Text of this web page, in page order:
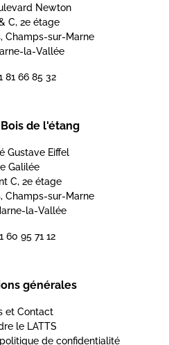
Newton
C, 2e étage
Champs-sur-Marne
la-Vallée
81 66 85 32
de l'étang
Gustave Eiffel
Galilée
C, 2e étage
Champs-sur-Marne
la-Vallée
60 95 71 12
générales
et Contact
le LATTS
de confidentialité